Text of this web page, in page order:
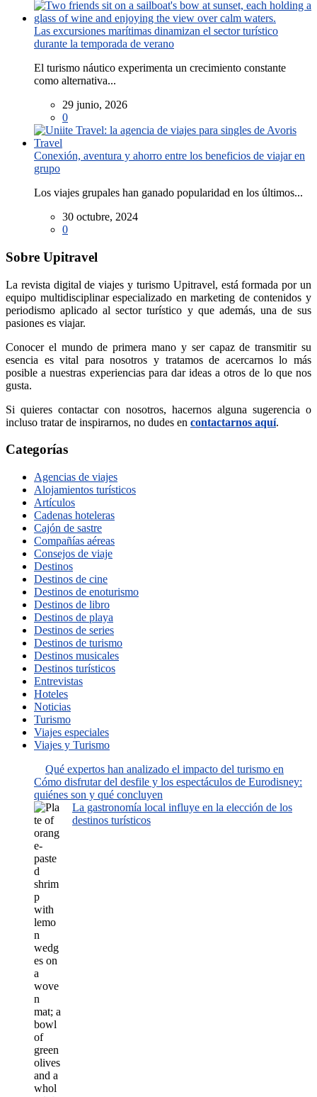
Las excursiones marítimas dinamizan el sector turístico
durante la temporada de verano
El turismo náutico experimenta un crecimiento constante
como alternativa...
29 junio, 2026
0
Conexión, aventura y ahorro entre los beneficios de viajar en
grupo
Los viajes grupales han ganado popularidad en los últimos...
30 octubre, 2024
0
Sobre Upitravel
La revista digital de viajes y turismo Upitravel, está formada por un
equipo multidisciplinar especializado en marketing de contenidos y
periodismo aplicado al sector turístico y que además, una de sus
pasiones es viajar.
Conocer el mundo de primera mano y ser capaz de transmitir su
esencia es vital para nosotros y tratamos de acercarnos lo más
posible a nuestras experiencias para dar ideas a otros de lo que nos
gusta.
Si quieres contactar con nosotros, hacernos alguna sugerencia o
incluso tratar de inspirarnos, no dudes en contactarnos aquí.
Categorías
Agencias de viajes
Alojamientos turísticos
Artículos
Cadenas hoteleras
Cajón de sastre
Compañías aéreas
Consejos de viaje
Destinos
Destinos de cine
Destinos de enoturismo
Destinos de libro
Destinos de playa
Destinos de series
Destinos de turismo
Destinos musicales
Destinos turísticos
Entrevistas
Hoteles
Noticias
Turismo
Viajes especiales
Viajes y Turismo
Qué expertos han analizado el impacto del turismo en
Cómo disfrutar del desfile y los espectáculos de Eurodisney:
quiénes son y qué concluyen
La gastronomía local influye en la elección de los
destinos turísticos